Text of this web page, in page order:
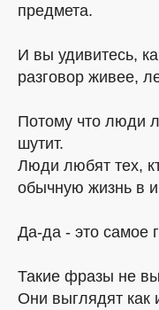
предмета.
И вы удивитесь,
разговор живее,
Потому что люди
шутит.
Люди любят тех,
обычную жизнь в
Да-да - это самое
Такие фразы не
Они выглядят как